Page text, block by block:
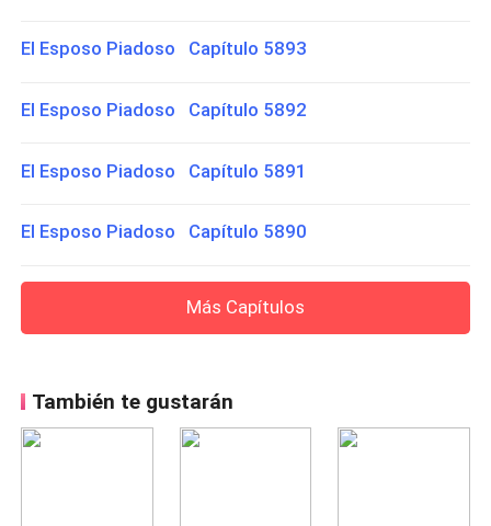
El Esposo Piadoso Capítulo 5893
El Esposo Piadoso Capítulo 5892
El Esposo Piadoso Capítulo 5891
El Esposo Piadoso Capítulo 5890
Más Capítulos
También te gustarán